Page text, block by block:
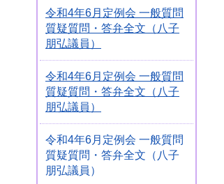
令和4年6月定例会 一般質問
質疑質問・答弁全文（八子
朋弘議員）
令和4年6月定例会 一般質問
質疑質問・答弁全文（八子
朋弘議員）
令和4年6月定例会 一般質問
質疑質問・答弁全文（八子
朋弘議員）